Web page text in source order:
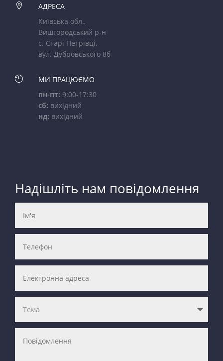

АДРЕСА
Київська обл.,
Вишгородський р-н
с. Старі Петрівці,
вул. Дубровського 8б

МИ ПРАЦЮЄМО
пн-пт: 9:00-17:30
сб: вихідний
нд: вихідний
Надішліть нам повідомлення